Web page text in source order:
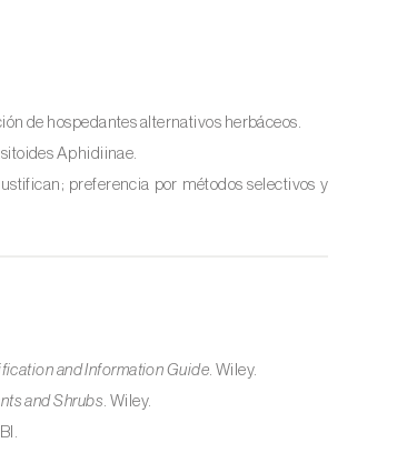
de hospedantes alternativos herbáceos.
Aphidiinae.
preferencia por métodos selectivos y
and Information Guide . Wiley.
and Shrubs . Wiley.